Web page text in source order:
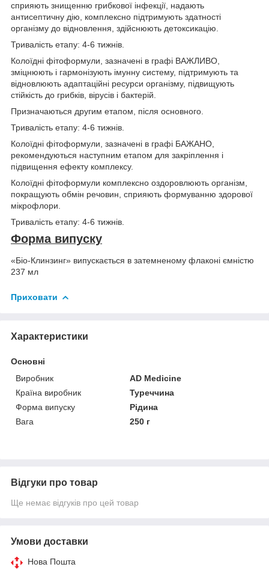
сприяють знищенню грибкової інфекції, надають
антисептичну дію, комплексно підтримують здатності
організму до відновлення, здійснюють детоксикацію.
Тривалість етапу: 4-6 тижнів.
Колоїдні фітоформули, зазначені в графі ВАЖЛИВО,
зміцнюють і гармонізують імунну систему, підтримують та
відновлюють адаптаційні ресурси організму, підвищують
стійкість до грибків, вірусів і бактерій.
Призначаються другим етапом, після основного.
Тривалість етапу: 4-6 тижнів.
Колоїдні фітоформули, зазначені в графі БАЖАНО,
рекомендуються наступним етапом для закріплення і
підвищення ефекту комплексу.
Колоїдні фітоформули комплексно оздоровлюють організм,
покращують обмін речовин, сприяють формуванню здорової
мікрофлори.
Тривалість етапу: 4-6 тижнів.
Форма випуску
«Біо-Клинзинг» випускається в затемненому флаконі ємністю
237 мл
Приховати
Характеристики
Основні
Виробник
AD Medicine
Країна виробник
Туреччина
Форма випуску
Рідина
Вага
250 г
Відгуки про товар
Ще немає відгуків про цей товар
Умови доставки
Нова Пошта